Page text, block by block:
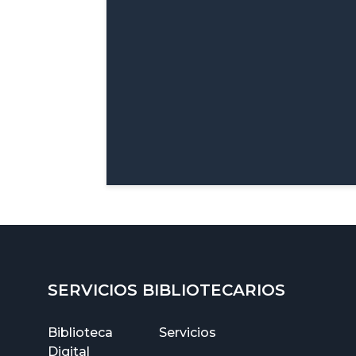
SERVICIOS BIBLIOTECARIOS
Biblioteca
Digital
Servicios